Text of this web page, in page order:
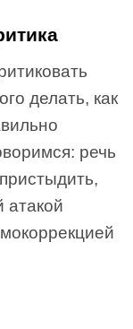
делать, как
речь
атакой